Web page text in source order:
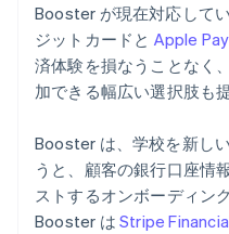
Booster が現在対応して
ジットカードと Apple Pay
済体験を損なうことなく
加できる幅広い選択肢も
Booster は、学校を新し
うと、顧客の銀行口座情
ストするオンボーディン
Booster は Stripe